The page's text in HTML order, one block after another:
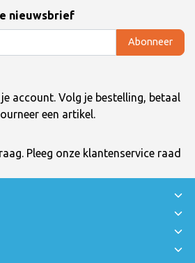
nieuwsbrief
Abonneer
je account. Volg je bestelling, betaal
een artikel.
Pleeg onze klantenservice raad